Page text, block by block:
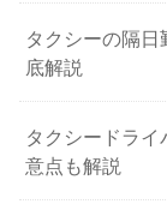
タクシーの隔
底解説
タクシードラ
意点も解説